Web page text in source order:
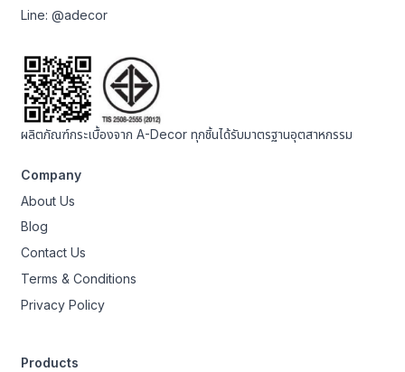
Line:@adecor
ผลิตภัณฑ์กระเบื้องจาก A-Decor ทุกชิ้นได้รับมาตรฐานอุตสาหกรรม
Company
About Us
Blog
Contact Us
Terms & Conditions
Privacy Policy
Products